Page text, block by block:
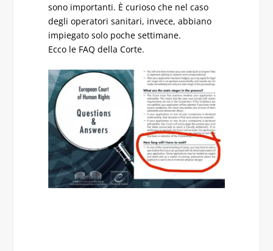
sono importanti. È curioso che nel caso
degli operatori sanitari, invece, abbiano
impiegato solo poche settimane.
Ecco le FAQ della Corte.